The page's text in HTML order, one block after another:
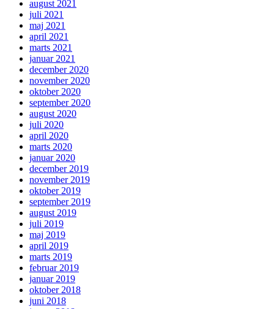
august 2021
juli 2021
maj 2021
april 2021
marts 2021
januar 2021
december 2020
november 2020
oktober 2020
september 2020
august 2020
juli 2020
april 2020
marts 2020
januar 2020
december 2019
november 2019
oktober 2019
september 2019
august 2019
juli 2019
maj 2019
april 2019
marts 2019
februar 2019
januar 2019
oktober 2018
juni 2018